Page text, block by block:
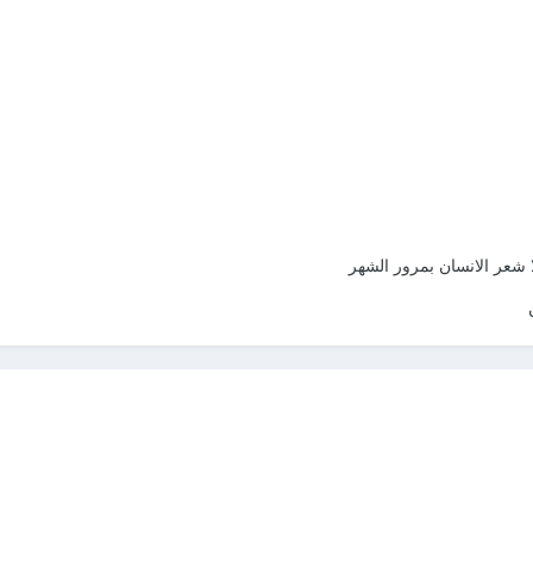
الانسان بمرور الشهر